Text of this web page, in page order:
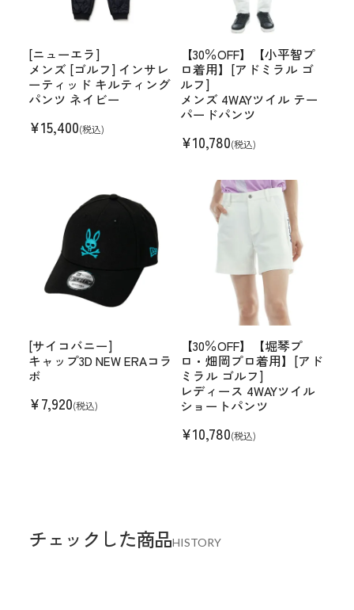
[ニューエラ]
メンズ [ゴルフ] インサレ
ーティッド キルティング
パンツ ネイビー
¥15,400(税込)
【30％OFF】【小平智プ
ロ着用】[アドミラル ゴ
ルフ]
メンズ 4WAYツイル テー
パードパンツ
¥10,780(税込)
[サイコバニー]
キャップ3D NEW ERAコラ
ボ
¥7,920(税込)
【30％OFF】【堀琴プ
ロ・畑岡プロ着用】[アド
ミラル ゴルフ]
レディース 4WAYツイル
ショートパンツ
¥10,780(税込)
チェックした商品HISTORY